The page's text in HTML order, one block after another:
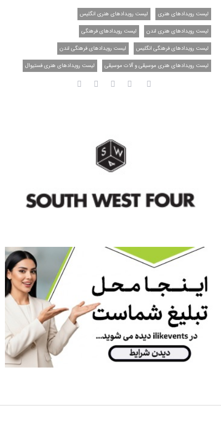
لیست رویدادهای هنری لیست رویدادهای هنری انگلیس
لیست رویدادهای هنری لندن لیست رویدادهای فرهنگی
لیست رویدادهای فرهنگی انگلیس لیست رویدادهای فرهنگی لندن
لیست رویدادهای هنری موسیقی و آلات موسیقی لیست رویدادهای هنری فستیوال